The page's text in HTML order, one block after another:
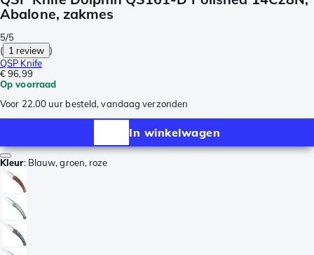
Abalone, zakmes
5/5
( 1 review )
QSP Knife
€ 96,99
Op voorraad
Voor 22.00 uur besteld, vandaag verzonden
In winkelwagen
Kleur: Blauw, groen, roze